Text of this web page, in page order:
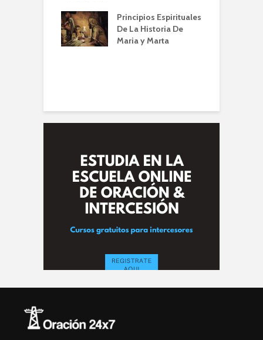
Principios Espirituales
De La Historia De
Maria y Marta